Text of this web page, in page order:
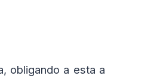
obligando a esta a